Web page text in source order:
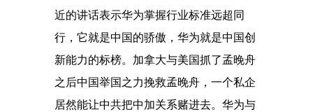
近的讲话表示华为掌握行业标准远超同
行，它就是中国的骄傲，华为就是中国创
新能力的标榜。加拿大与美国抓了孟晚舟
之后中国举国之力挽救孟晚舟，一个私企
居然能让中共把中加关系赌进去。华为与